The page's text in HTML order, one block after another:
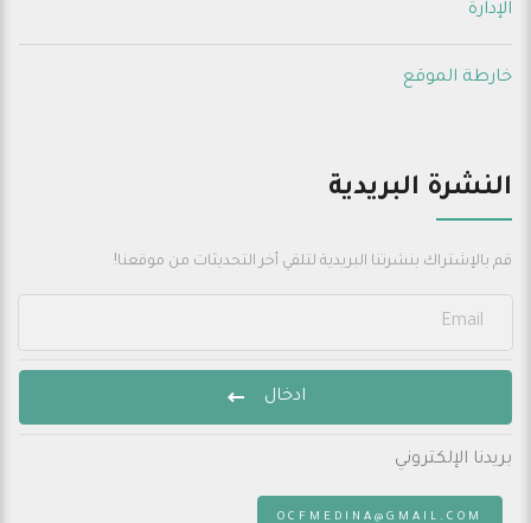
الإدارة
خارطة الموقع
النشرة البريدية
قم بالإشتراك بنشرتنا البريدية لتلقي أخر التحديثات من موقعنا!
ادخال
بريدنا الإلكتروني
OCFMEDINA@GMAIL.COM